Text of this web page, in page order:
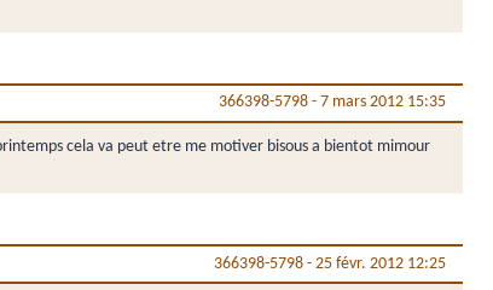
366398-5798 - 7 mars 2012 15:35
cela va peut etre me motiver bisous a bientot mimour
366398-5798 - 25 févr. 2012 12:25